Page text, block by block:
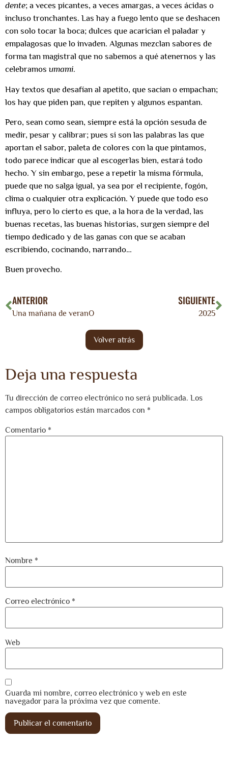
dente; a veces picantes, a veces amargas, a veces ácidas o
incluso tronchantes. Las hay a fuego lento que se deshacen
con solo tocar la boca; dulces que acarician el paladar y
empalagosas que lo invaden. Algunas mezclan sabores de
forma tan magistral que no sabemos a qué atenernos y las
celebramos umami.
Hay textos que desafían al apetito, que sacian o empachan;
los hay que piden pan, que repiten y algunos espantan.
Pero, sean como sean, siempre está la opción sesuda de
medir, pesar y calibrar; pues si son las palabras las que
aportan el sabor, paleta de colores con la que pintamos,
todo parece indicar que al escogerlas bien, estará todo
hecho. Y sin embargo, pese a repetir la misma fórmula,
puede que no salga igual, ya sea por el recipiente, fogón,
clima o cualquier otra explicación. Y puede que todo eso
influya, pero lo cierto es que, a la hora de la verdad, las
buenas recetas, las buenas historias, surgen siempre del
tiempo dedicado y de las ganas con que se acaban
escribiendo, cocinando, narrando…
Buen provecho.
ANTERIOR
Una mañana de veranO
SIGUIENTE
2025
Deja una respuesta
Tu dirección de correo electrónico no será publicada. Los
campos obligatorios están marcados con *
Comentario *
Nombre *
Correo electrónico *
Web
Guarda mi nombre, correo electrónico y web en este
navegador para la próxima vez que comente.